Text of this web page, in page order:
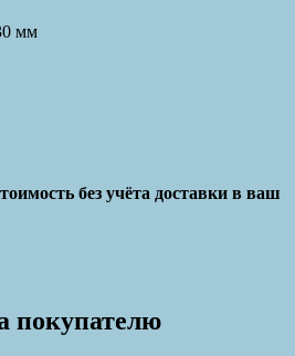
мм
без учёта доставки в ваш
покупателю